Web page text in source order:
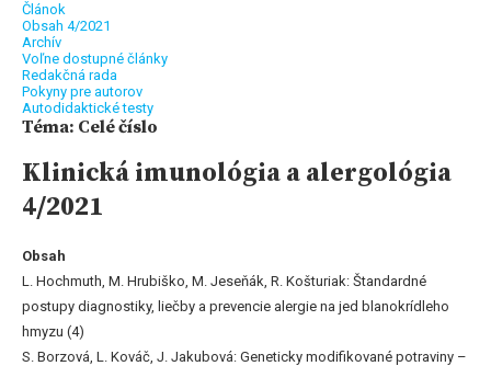
Článok
Obsah 4/2021
Archív
Voľne dostupné články
Redakčná rada
Pokyny pre autorov
Autodidaktické testy
Téma: Celé číslo
Klinická imunológia a alergológia
4/2021
Obsah
L. Hochmuth, M. Hrubiško, M. Jeseňák, R. Košturiak: Štandardné
postupy diagnostiky, liečby a prevencie alergie na jed blanokrídleho
hmyzu (4)
S. Borzová, L. Kováč, J. Jakubová: Geneticky modifikované potraviny –